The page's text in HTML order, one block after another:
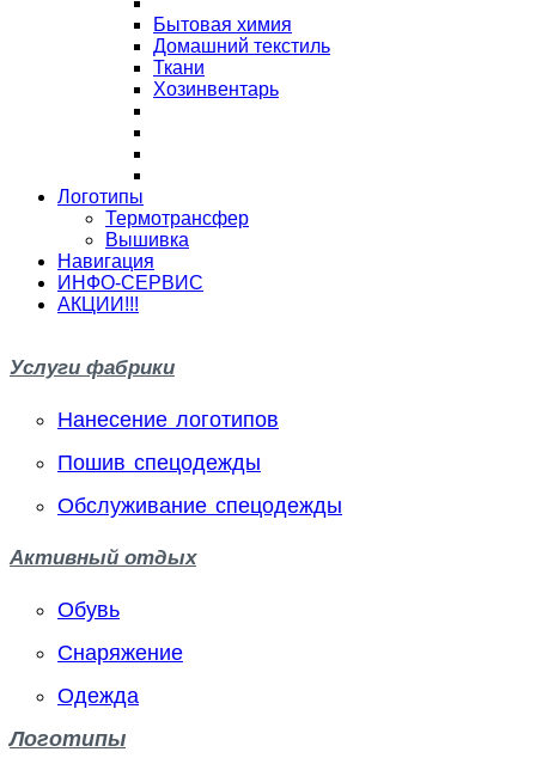
Бытовая химия
Домашний текстиль
Ткани
Хозинвентарь
Логотипы
Термотрансфер
Вышивка
Навигация
ИНФО-СЕРВИС
АКЦИИ!!!
Услуги фабрики
Нанесение логотипов
Пошив спецодежды
Обслуживание спецодежды
Активный отдых
Обувь
Снаряжение
Одежда
Логотипы